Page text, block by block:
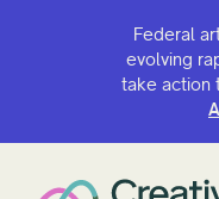
Federal
evolving
take action